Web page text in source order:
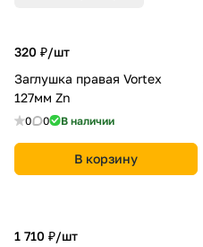
320 ₽/шт
Заглушка правая Vortex
127мм Zn
0 0 В наличии
В корзину
1 710 ₽/шт